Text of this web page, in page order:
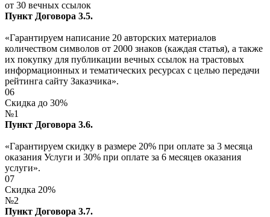
от 30 вечных ссылок
Пункт Договора 3.5.
«Гарантируем написание 20 авторских материалов
количеством символов от 2000 знаков (каждая статья), а также
их покупку для публикации вечных ссылок на трастовых
информационных и тематических ресурсах с целью передачи
рейтинга сайту Заказчика».
06
Скидка до 30%
№1
Пункт Договора 3.6.
«Гарантируем скидку в размере 20% при оплате за 3 месяца
оказания Услуги и 30% при оплате за 6 месяцев оказания
услуги».
07
Скидка 20%
№2
Пункт Договора 3.7.